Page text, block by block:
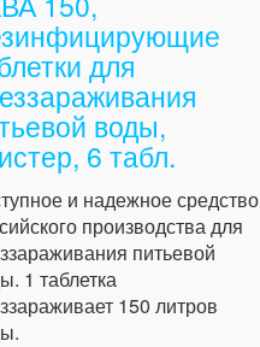
для
воды,
6 табл.
и надежное средство
производства для
питьевой
1 таблетка
150 литров